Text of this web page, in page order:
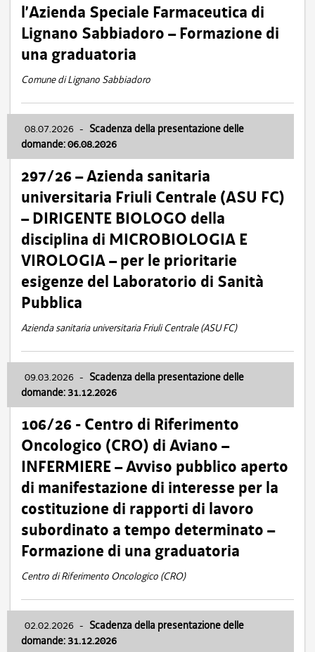
l’Azienda Speciale Farmaceutica di
Lignano Sabbiadoro – Formazione di
una graduatoria
Comune di Lignano Sabbiadoro
08.07.2026 - Scadenza della presentazione delle
domande: 06.08.2026
297/26 – Azienda sanitaria
universitaria Friuli Centrale (ASU FC)
– DIRIGENTE BIOLOGO della
disciplina di MICROBIOLOGIA E
VIROLOGIA – per le prioritarie
esigenze del Laboratorio di Sanità
Pubblica
Azienda sanitaria universitaria Friuli Centrale (ASU FC)
09.03.2026 - Scadenza della presentazione delle
domande: 31.12.2026
106/26 - Centro di Riferimento
Oncologico (CRO) di Aviano –
INFERMIERE – Avviso pubblico aperto
di manifestazione di interesse per la
costituzione di rapporti di lavoro
subordinato a tempo determinato –
Formazione di una graduatoria
Centro di Riferimento Oncologico (CRO)
02.02.2026 - Scadenza della presentazione delle
domande: 31.12.2026